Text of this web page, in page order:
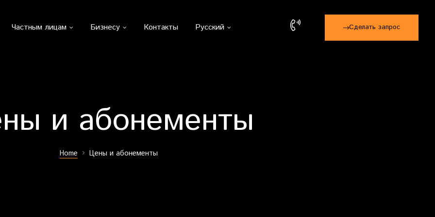
Частным лицам Бизнесу Контакты Русский Сделать запрос
и абонементы
Home Цены и абонементы